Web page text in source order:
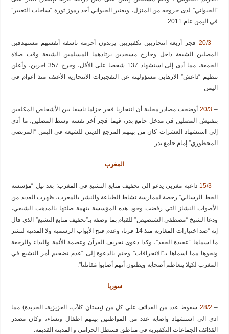
“الخيواني” لدى خروجه من المنزل، ويعتبر الخيواني أحد رموز ثورة “ساحات التغيير”
في اليمن عام 2011.
–
20/3 فجر أربعة انتحاريين تكفيريين يرتدون أحزمة ناسفة أنفسهم مستهدفين
المصلين الشيعة داخل وخارج مسجدين يرتادهما المسلمين الشيعة وقت صلاة
الجمعة، مما أدى إلى استشهاد 137 شخصا على الأقل، وجرح 357 اخرين، وأعلن
تنظيم “داعش” الارهابي مسؤوليته عن التفجيرات الانتحارية الأعنف منذ أعوام في
اليمن
–
20/3 أوضحت مصادر محلية أن انتحاريا فجر حزاما ناسفا بين الأشخاص المكلفين
بتفتيش المصلين في مدخل جامع بدر، فيما فجر آخر نفسه وسط المصلين، ما أدى
إلى استشهاد العشرات كان من بينهم المرجع الديني للشيعة في اليمن “المرتضى
المحطوري” إمام جامع بدر.
المغرب
–
15/3 داعية مغربي يدعو الى تجفيف منابع التشيع في المغرب: بعد نيل “مؤسسة
الخط الرسالي” رخصة لممارسة نشاط الطباعة والنشر بالمغرب، ظهرت العديد من
الأصوات النشاز التي رفضت وجود هذه المؤسسة بتهمة صلتها بالمذهب الشيعي،
ودعا الشيخ “مصطفى الشنضيض” للقيام بما وصفه بـ”تجفيف منابع التشيع” الذي قال
إنه “ضد اختيارات المغاربة منذ 14 قرنا، وعدم فتح الأبواب الرسمية ولا المدنية لنشر
ما اسماها “عقيدة الحقد”، وكذا دعوى تحريف القرآن وعصمة الأئمة والبداء والرجعة
ونحوها مما اسماها بـ”الانحرافات” وختم بالدعوة إلى “عدم تضخيم أمر التشيع في
المغرب لكيلا يتعاظم أصحابه ويظنون أنهم أصابوا مَقاتلنا”.
سوريا
–
سقوط عدد من القذائف على كل من ‫(‏بستان كلآب، العزيزية، ‏الجديدة) مما
ادى الى استشهاد واصابة عدد من المواطنين بينهم اطفال ونساء، وكان مصدر
‏القذائف الجماعات التكفيرية في مناطق قسطل الحرامي و ‫‏المدينة القديمة.